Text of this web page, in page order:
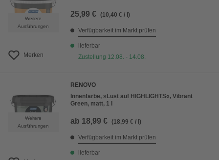
Weitere
Ausführungen
Merken
25,99 € (10,40 € / l)
Verfügbarkeit im Markt prüfen
lieferbar
Zustellung 12.08. - 14.08.
Weitere
Ausführungen
RENOVO
Innenfarbe, »Lust auf HIGHLIGHTS«, Vibrant
Green, matt, 1 l
ab 18,99 € (18,99 € / l)
Verfügbarkeit im Markt prüfen
lieferbar